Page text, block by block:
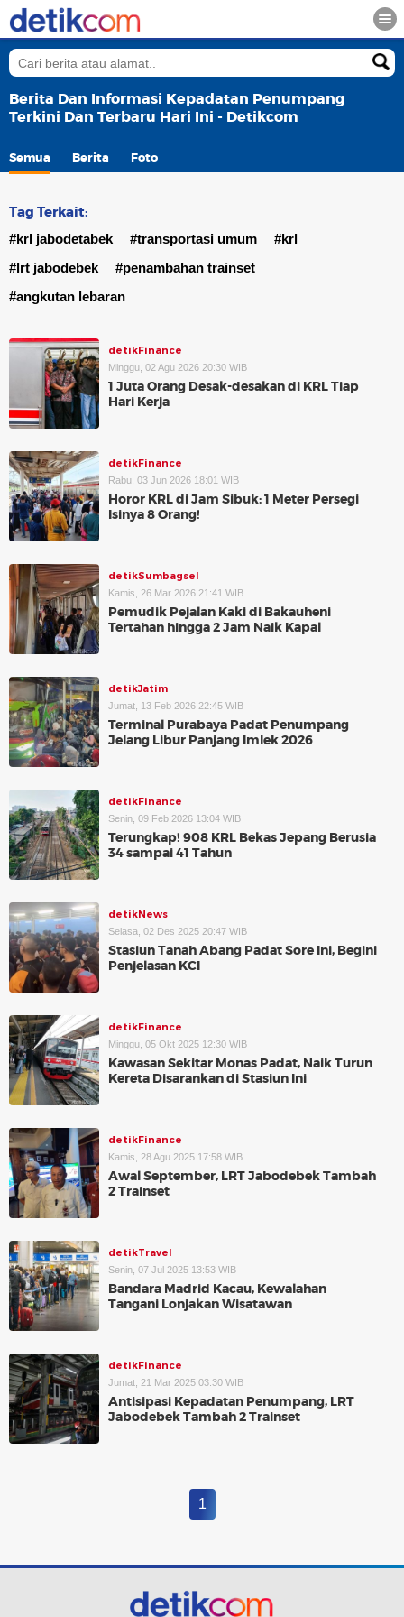
Berita Dan Informasi Kepadatan Penumpang
Terkini Dan Terbaru Hari Ini - Detikcom
Semua Berita Foto
Tag Terkait:
#krl jabodetabek #transportasi umum
#krl
#lrt jabodebek
#penambahan trainset
#angkutan lebaran
detikFinance
Minggu, 02 Agu 2026 20:30 WIB
1 Juta Orang Desak-desakan di KRL Tiap
Hari Kerja
detikFinance
Rabu, 03 Jun 2026 18:01 WIB
Horor KRL di Jam Sibuk: 1 Meter Persegi
Isinya 8 Orang!
detikSumbagsel
Kamis, 26 Mar 2026 21:41 WIB
Pemudik Pejalan Kaki di Bakauheni
Tertahan hingga 2 Jam Naik Kapal
detikJatim
Jumat, 13 Feb 2026 22:45 WIB
Terminal Purabaya Padat Penumpang
Jelang Libur Panjang Imlek 2026
detikFinance
Senin, 09 Feb 2026 13:04 WIB
Terungkap! 908 KRL Bekas Jepang Berusia
34 sampai 41 Tahun
detikNews
Selasa, 02 Des 2025 20:47 WIB
Stasiun Tanah Abang Padat Sore Ini, Begini
Penjelasan KCI
detikFinance
Minggu, 05 Okt 2025 12:30 WIB
Kawasan Sekitar Monas Padat, Naik Turun
Kereta Disarankan di Stasiun Ini
detikFinance
Kamis, 28 Agu 2025 17:58 WIB
Awal September, LRT Jabodebek Tambah
2 Trainset
detikTravel
Senin, 07 Jul 2025 13:53 WIB
Bandara Madrid Kacau, Kewalahan
Tangani Lonjakan Wisatawan
detikFinance
Jumat, 21 Mar 2025 03:30 WIB
Antisipasi Kepadatan Penumpang, LRT
Jabodebek Tambah 2 Trainset
1